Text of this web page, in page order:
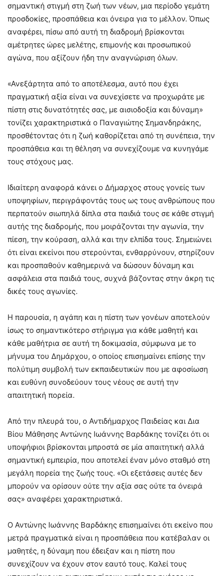
σημαντική στιγμή στη ζωή των νέων, μια περίοδο γεμάτη
προσδοκίες, προσπάθεια και όνειρα για το μέλλον. Όπως
αναφέρει, πίσω από αυτή τη διαδρομή βρίσκονται
αμέτρητες ώρες μελέτης, επιμονής και προσωπικού
αγώνα, που αξίζουν ήδη την αναγνώριση όλων.
«Ανεξάρτητα από το αποτέλεσμα, αυτό που έχει
πραγματική αξία είναι να συνεχίσετε να προχωράτε με
πίστη στις δυνατότητές σας, με αισιοδοξία και δύναμη»
τονίζει χαρακτηριστικά ο Παναγιώτης Σημανδηράκης,
προσθέτοντας ότι η ζωή καθορίζεται από τη συνέπεια, την
προσπάθεια και τη θέληση να συνεχίζουμε να κυνηγάμε
τους στόχους μας.
Ιδιαίτερη αναφορά κάνει ο Δήμαρχος στους γονείς των
υποψηφίων, περιγράφοντάς τους ως τους ανθρώπους που
περπατούν σιωπηλά δίπλα στα παιδιά τους σε κάθε στιγμή
αυτής της διαδρομής, που μοιράζονται την αγωνία, την
πίεση, την κούραση, αλλά και την ελπίδα τους. Σημειώνει
ότι είναι εκείνοι που στερούνται, ενθαρρύνουν, στηρίζουν
και προσπαθούν καθημερινά να δώσουν δύναμη και
ασφάλεια στα παιδιά τους, συχνά βάζοντας στην άκρη τις
δικές τους αγωνίες.
Η παρουσία, η αγάπη και η πίστη των γονέων αποτελούν
ίσως το σημαντικότερο στήριγμα για κάθε μαθητή και
κάθε μαθήτρια σε αυτή τη δοκιμασία, σύμφωνα με το
μήνυμα του Δημάρχου, ο οποίος επισημαίνει επίσης την
πολύτιμη συμβολή των εκπαιδευτικών που με αφοσίωση
και ευθύνη συνοδεύουν τους νέους σε αυτή την
απαιτητική πορεία.
Από την πλευρά του, ο Αντιδήμαρχος Παιδείας και Δια
Βίου Μάθησης Αντώνης Ιωάννης Βαρδάκης τονίζει ότι οι
υποψήφιοι βρίσκονται μπροστά σε μία απαιτητική αλλά
σημαντική εμπειρία, που αποτελεί έναν μόνο σταθμό στη
μεγάλη πορεία της ζωής τους. «Οι εξετάσεις αυτές δεν
μπορούν να ορίσουν ούτε την αξία σας ούτε τα όνειρά
σας» αναφέρει χαρακτηριστικά.
Ο Αντώνης Ιωάννης Βαρδάκης επισημαίνει ότι εκείνο που
μετρά πραγματικά είναι η προσπάθεια που κατέβαλαν οι
μαθητές, η δύναμη που έδειξαν και η πίστη που
συνεχίζουν να έχουν στον εαυτό τους. Καλεί τους